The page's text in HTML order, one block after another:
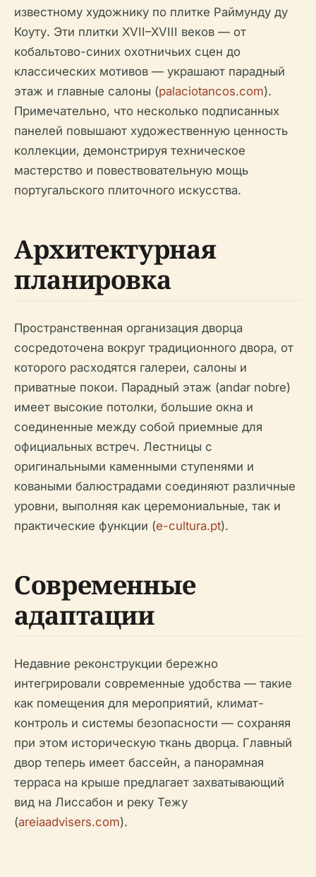
известному художнику по плитке Раймунду ду
Коуту. Эти плитки XVII–XVIII веков — от
кобальтово-синих охотничьих сцен до
классических мотивов — украшают парадный
этаж и главные салоны (palaciotancos.com).
Примечательно, что несколько подписанных
панелей повышают художественную ценность
коллекции, демонстрируя техническое
мастерство и повествовательную мощь
португальского плиточного искусства.
Архитектурная
планировка
Пространственная организация дворца
сосредоточена вокруг традиционного двора, от
которого расходятся галереи, салоны и
приватные покои. Парадный этаж (andar nobre)
имеет высокие потолки, большие окна и
соединенные между собой приемные для
официальных встреч. Лестницы с
оригинальными каменными ступенями и
коваными балюстрадами соединяют различные
уровни, выполняя как церемониальные, так и
практические функции (e-cultura.pt).
Современные
адаптации
Недавние реконструкции бережно
интегрировали современные удобства — такие
как помещения для мероприятий, климат-
контроль и системы безопасности — сохраняя
при этом историческую ткань дворца. Главный
двор теперь имеет бассейн, а панорамная
терраса на крыше предлагает захватывающий
вид на Лиссабон и реку Тежу
(areiaadvisers.com).